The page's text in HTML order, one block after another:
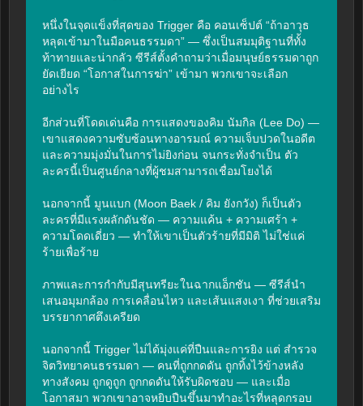
หนึ่งในจุดแข็งที่สุดของ Trigger คือ คอนเซ็ปต์ “ถ้าอาวุธ
หลุดเข้ามาในมือคนธรรมดา” — ซึ่งเป็นสมมุติฐานที่ทั้ง
ท้าทายและน่ากลัว ซีรีส์ตั้งคำถามว่าเมื่อมนุษย์ธรรมดาถูก
ยัดเยียด “โอกาสในการฆ่า” เข้ามา พวกเขาจะเลือก
อย่างไร
อีกส่วนที่โดดเด่นคือ การแสดงของคิม นัมกิล (Lee Do) —
เขาแสดงความซับซ้อนทางอารมณ์ ความเจ็บปวดในอดีต
และความมุ่งมั่นในการไม่ยิงก่อน จนกระทั่งจำเป็น ตัว
ละครนี้เป็นศูนย์กลางที่ผู้ชมสามารถเชื่อมโยงได้
นอกจากนี้ มูนแบก (Moon Baek / คิม ยังกวัง) ก็เป็นตัว
ละครที่มีแรงผลักดันชัด — ความแค้น + ความเศร้า +
ความโดดเดี่ยว — ทำให้เขาเป็นตัวร้ายที่มีมิติ ไม่ใช่แค่
ร้ายเพื่อร้าย
ภาพและการกำกับมีสุนทรียะในฉากแอ็กชัน — ซีรีส์นำ
เสนอมุมกล้อง การเคลื่อนไหว และเส้นแสงเงา ที่ช่วยเสริม
บรรยากาศตึงเครียด
นอกจากนี้ Trigger ไม่ได้มุ่งแค่ที่ปืนและการยิง แต่ สำรวจ
จิตวิทยาคนธรรมดา — คนที่ถูกกดดัน ถูกทิ้งไว้ข้างหลัง
ทางสังคม ถูกดูถูก ถูกกดดันให้รับผิดชอบ — และเมื่อ
โอกาสมา พวกเขาอาจหยิบปืนขึ้นมาทำอะไรที่หลุดกรอบ